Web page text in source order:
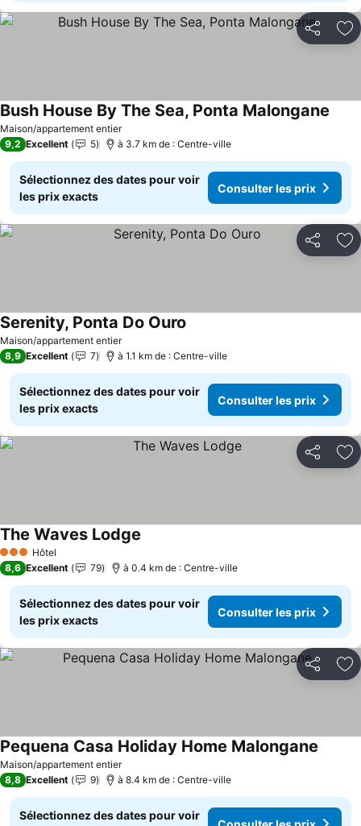
Partager
Maison/appartement entier
Bush House By The Sea, Ponta Malongane
9,2 Excellent 5 à 3.7 km de : Centre-ville
Sélectionnez des dates pour voir
les prix exacts
Consulter les prix
Partager
Maison/appartement entier
Serenity, Ponta Do Ouro
8,9 Excellent 7 à 1.1 km de : Centre-ville
Sélectionnez des dates pour voir
les prix exacts
Consulter les prix
Partager
3 ÉtoilesHôtel
The Waves Lodge
8,6 Excellent 79 à 0.4 km de : Centre-ville
Sélectionnez des dates pour voir
les prix exacts
Consulter les prix
Partager
Maison/appartement entier
Pequena Casa Holiday Home Malongane
8,8 Excellent 9 à 8.4 km de : Centre-ville
Sélectionnez des dates pour voir